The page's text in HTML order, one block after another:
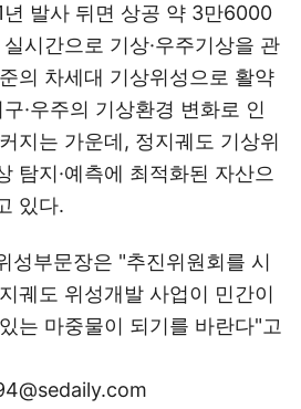
발사 뒤면 상공 약 3만6000
시간으로 기상·우주기상을 관
의 차세대 기상위성으로 활약
·우주의 기상환경 변화로 인
지는 가운데, 정지궤도 기상위
탐지·예측에 최적화된 자산으
있다.
성부문장은 "추진위원회를 시
궤도 위성개발 사업이 민간이
는 마중물이 되기를 바란다"고